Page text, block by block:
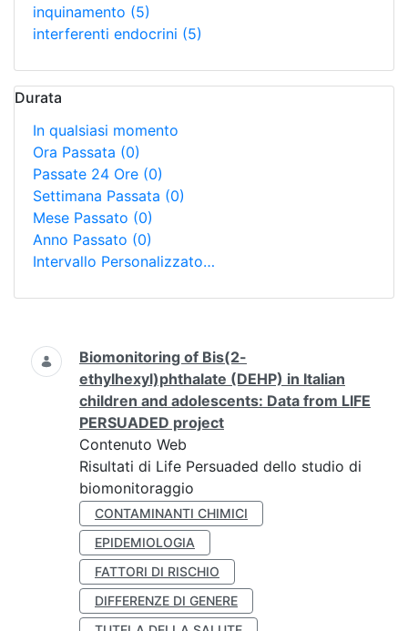
inquinamento (5)
interferenti endocrini (5)
Durata
In qualsiasi momento
Ora Passata (0)
Passate 24 Ore (0)
Settimana Passata (0)
Mese Passato (0)
Anno Passato (0)
Intervallo Personalizzato…
Ricerca
Biomonitoring of Bis(2-
ethylhexyl)phthalate (DEHP) in Italian
children and adolescents: Data from LIFE
PERSUADED project
Contenuto Web
Risultati di Life Persuaded dello studio di
biomonitoraggio
CONTAMINANTI CHIMICI
EPIDEMIOLOGIA
FATTORI DI RISCHIO
DIFFERENZE DI GENERE